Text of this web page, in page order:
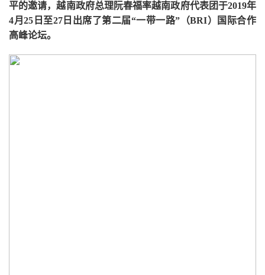
平的邀请，越南政府总理阮春福率越南政府代表团于2019年
4月25日至27日出席了第二届“一带一路”（BRI）国际合作
高峰论坛。